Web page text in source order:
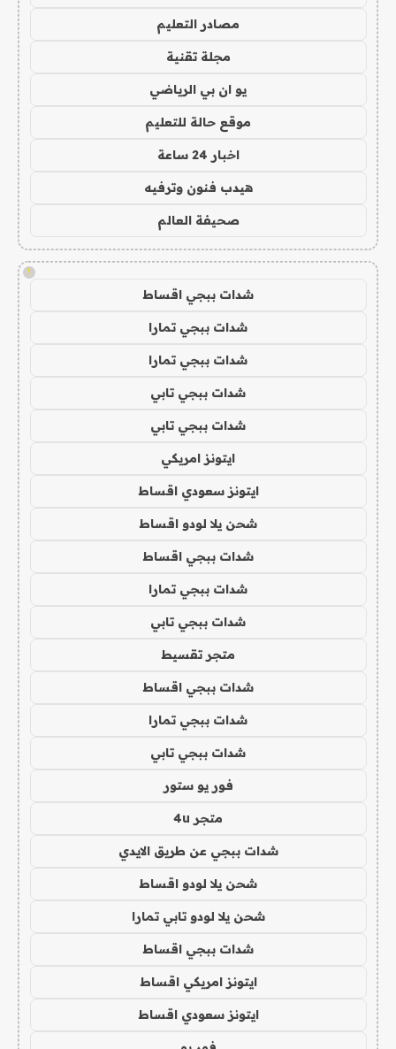
مصادر التعليم
مجلة تقنية
يو ان بي الرياضي
موقع حالة للتعليم
اخبار 24 ساعة
هيدب فنون وترفيه
صحيفة العالم
!
شدات ببجي اقساط
شدات ببجي تمارا
شدات ببجي تمارا
شدات ببجي تابي
شدات ببجي تابي
ايتونز امريكي
ايتونز سعودي اقساط
شحن يلا لودو اقساط
شدات ببجي اقساط
شدات ببجي تمارا
شدات ببجي تابي
متجر تقسيط
شدات ببجي اقساط
شدات ببجي تمارا
شدات ببجي تابي
فور يو ستور
متجر 4u
شدات ببجي عن طريق الايدي
شحن يلا لودو اقساط
شحن يلا لودو تابي تمارا
شدات ببجي اقساط
ايتونز امريكي اقساط
ايتونز سعودي اقساط